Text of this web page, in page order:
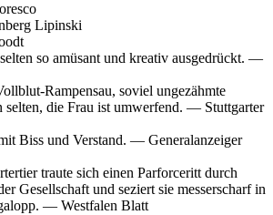
Lipinski
so amüsant und kreativ ausgedrückt. —
Rampensau, soviel ungezähmte
selten, die Frau ist umwerfend. — Stuttgarter
Biss und Verstand. — Generalanzeiger
traute sich einen Parforceritt durch
Gesellschaft und seziert sie messerscharf in
— Westfalen Blatt